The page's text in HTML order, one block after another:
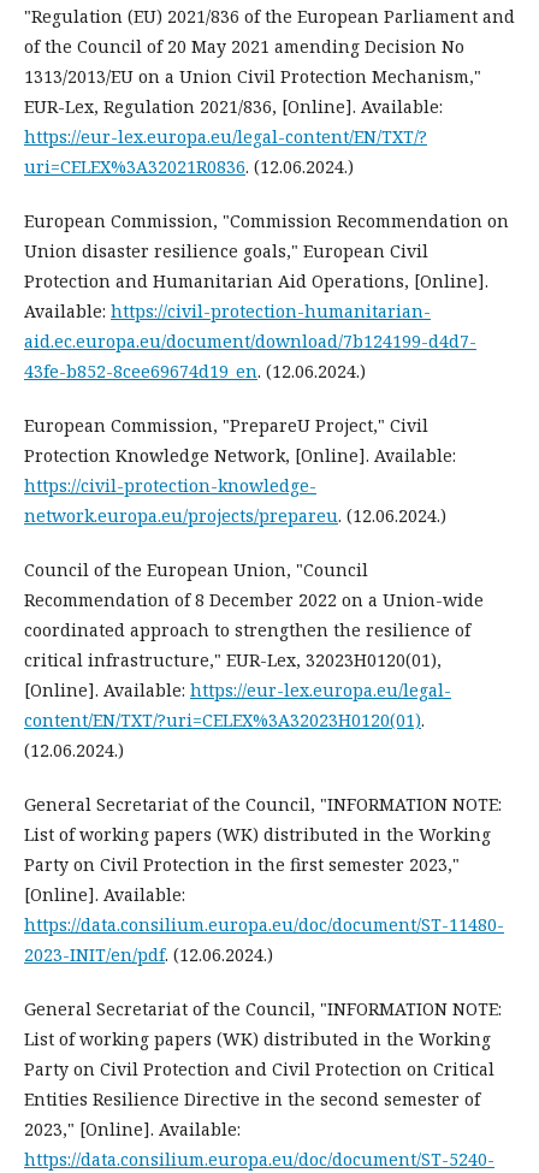
"Regulation (EU) 2021/836 of the European Parliament and
of the Council of 20 May 2021 amending Decision No
1313/2013/EU on a Union Civil Protection Mechanism,"
EUR-Lex, Regulation 2021/836, [Online]. Available:
https://eur-lex.europa.eu/legal-content/EN/TXT/?
uri=CELEX%3A32021R0836. (12.06.2024.)
European Commission, "Commission Recommendation on
Union disaster resilience goals," European Civil
Protection and Humanitarian Aid Operations, [Online].
Available: https://civil-protection-humanitarian-
aid.ec.europa.eu/document/download/7b124199-d4d7-
43fe-b852-8cee69674d19_en. (12.06.2024.)
European Commission, "PrepareU Project," Civil
Protection Knowledge Network, [Online]. Available:
https://civil-protection-knowledge-
network.europa.eu/projects/prepareu. (12.06.2024.)
Council of the European Union, "Council
Recommendation of 8 December 2022 on a Union-wide
coordinated approach to strengthen the resilience of
critical infrastructure," EUR-Lex, 32023H0120(01),
[Online]. Available: https://eur-lex.europa.eu/legal-
content/EN/TXT/?uri=CELEX%3A32023H0120(01).
(12.06.2024.)
General Secretariat of the Council, "INFORMATION NOTE:
List of working papers (WK) distributed in the Working
Party on Civil Protection in the first semester 2023,"
[Online]. Available:
https://data.consilium.europa.eu/doc/document/ST-11480-
2023-INIT/en/pdf. (12.06.2024.)
General Secretariat of the Council, "INFORMATION NOTE:
List of working papers (WK) distributed in the Working
Party on Civil Protection and Civil Protection on Critical
Entities Resilience Directive in the second semester of
2023," [Online]. Available:
https://data.consilium.europa.eu/doc/document/ST-5240-